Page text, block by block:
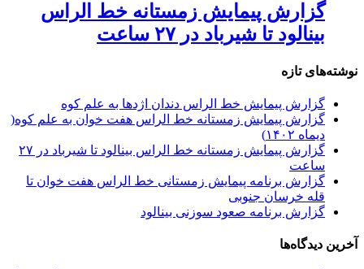
گزارش پیمایش زمستانه خط الراس
بینالود تا شیرباد در ۲۷ ساعت
نوشته‌های تازه
گزارش پیمایش خط الراس دندان اژدها به علم کوه
گزارش پیمایش زمستانه خط الراس هفت خوان به علم کوه(
دیماه ۱۴۰۲)
گزارش پیمایش زمستانه خط الراس بینالود تا شیرباد در ۲۷
ساعت
گزارش برنامه پیمایش زمستانی خط الراس هفت خوان تا
قله خرسان جنوبی
گزارش برنامه صعود سوزنی بینالود
آخرین دیدگاه‌ها